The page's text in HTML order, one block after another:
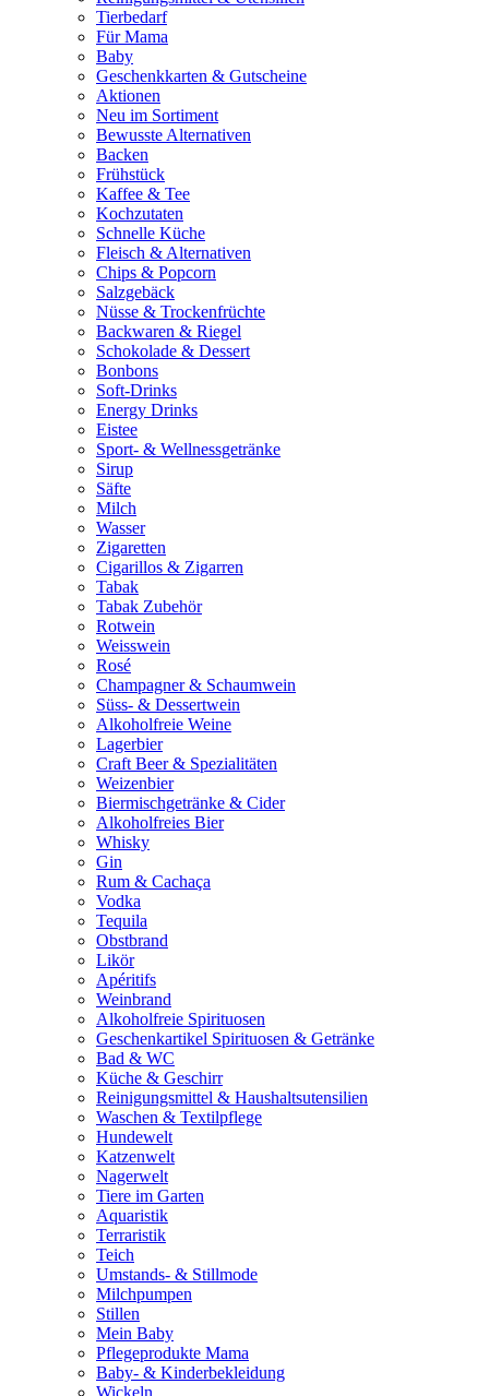
Tierbedarf
Für Mama
Baby
Geschenkkarten & Gutscheine
Aktionen
Neu im Sortiment
Bewusste Alternativen
Backen
Frühstück
Kaffee & Tee
Kochzutaten
Schnelle Küche
Fleisch & Alternativen
Chips & Popcorn
Salzgebäck
Nüsse & Trockenfrüchte
Backwaren & Riegel
Schokolade & Dessert
Bonbons
Soft-Drinks
Energy Drinks
Eistee
Sport- & Wellnessgetränke
Sirup
Säfte
Milch
Wasser
Zigaretten
Cigarillos & Zigarren
Tabak
Tabak Zubehör
Rotwein
Weisswein
Rosé
Champagner & Schaumwein
Süss- & Dessertwein
Alkoholfreie Weine
Lagerbier
Craft Beer & Spezialitäten
Weizenbier
Biermischgetränke & Cider
Alkoholfreies Bier
Whisky
Gin
Rum & Cachaça
Vodka
Tequila
Obstbrand
Likör
Apéritifs
Weinbrand
Alkoholfreie Spirituosen
Geschenkartikel Spirituosen & Getränke
Bad & WC
Küche & Geschirr
Reinigungsmittel & Haushaltsutensilien
Waschen & Textilpflege
Hundewelt
Katzenwelt
Nagerwelt
Tiere im Garten
Aquaristik
Terraristik
Teich
Umstands- & Stillmode
Milchpumpen
Stillen
Mein Baby
Pflegeprodukte Mama
Baby- & Kinderbekleidung
Wickeln